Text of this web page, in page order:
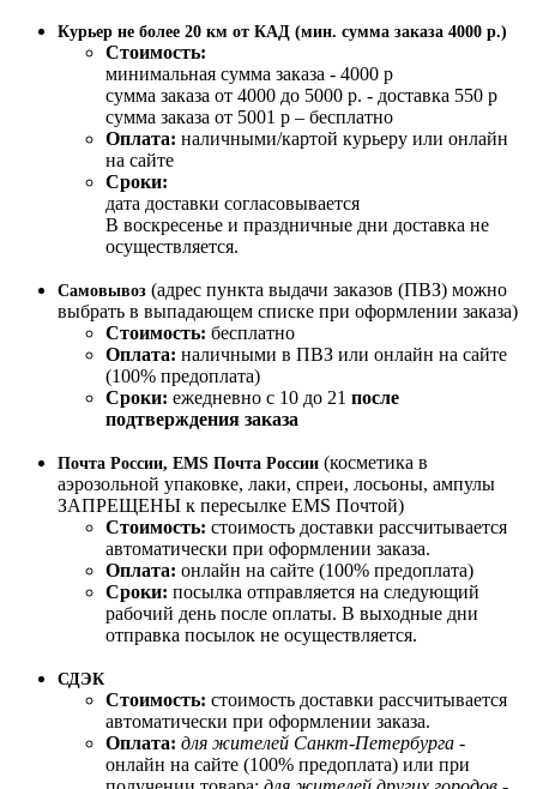
Курьер не более 20 км от КАД (мин. сумма заказа 4000 р.)
Стоимость:
минимальная сумма заказа - 4000 р
сумма заказа от 4000 до 5000 р. - доставка 550 р
сумма заказа от 5001 р – бесплатно
Оплата: наличными/картой курьеру или онлайн
на сайте
Сроки:
дата доставки согласовывается
В воскресенье и праздничные дни доставка не
осуществляется.
Самовывоз (адрес пункта выдачи заказов (ПВЗ) можно
выбрать в выпадающем списке при оформлении заказа)
Стоимость: бесплатно
Оплата: наличными в ПВЗ или онлайн на сайте
(100% предоплата)
Сроки: ежедневно с 10 до 21 после
подтверждения заказа
Почта России, EMS Почта России (косметика в
аэрозольной упаковке, лаки, спреи, лосьоны, ампулы
ЗАПРЕЩЕНЫ к пересылке EMS Почтой)
Стоимость: стоимость доставки рассчитывается
автоматически при оформлении заказа.
Оплата: онлайн на сайте (100% предоплата)
Сроки: посылка отправляется на следующий
рабочий день после оплаты. В выходные дни
отправка посылок не осуществляется.
СДЭК
Стоимость: стоимость доставки рассчитывается
автоматически при оформлении заказа.
Оплата: для жителей Санкт-Петербурга -
онлайн на сайте (100% предоплата) или при